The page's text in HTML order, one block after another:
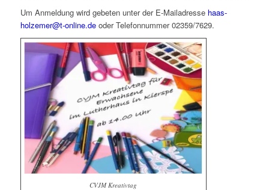
Um Anmeldung wird gebeten unter der E-Mailadresse haas-
holzemer@t-online.deoder Telefonnummer 02359/7629.
CVJM Kreativtag